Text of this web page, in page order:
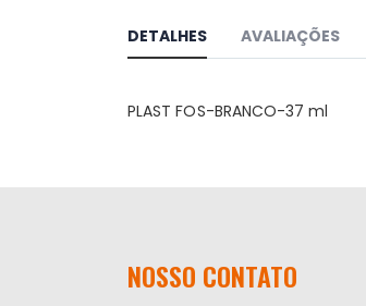
o
início
de
DETALHES
PLAST FOS-BRANCO-37 ml
AVALIAÇÕES
NOSSO CONTATO